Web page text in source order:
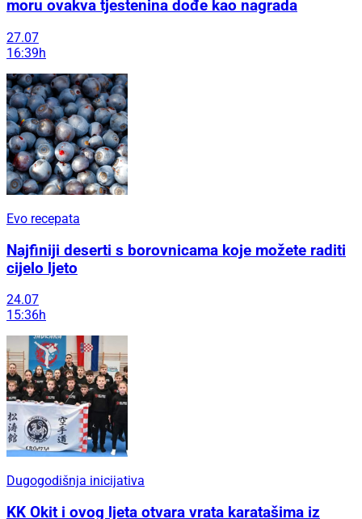
moru ovakva tjestenina dođe kao nagrada
27.07
16:39h
Evo recepata
Najfiniji deserti s borovnicama koje možete raditi
cijelo ljeto
24.07
15:36h
Dugogodišnja inicijativa
KK Okit i ovog ljeta otvara vrata karatašima iz